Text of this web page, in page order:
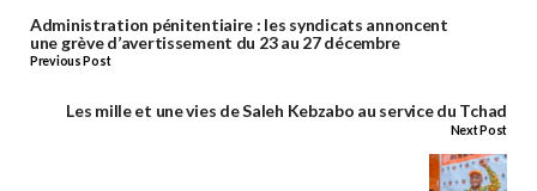
Administration pénitentiaire : les syndicats annoncent
une grève d’avertissement du 23 au 27 décembre
Previous Post
Les mille et une vies de Saleh Kebzabo au service du Tchad
Next Post